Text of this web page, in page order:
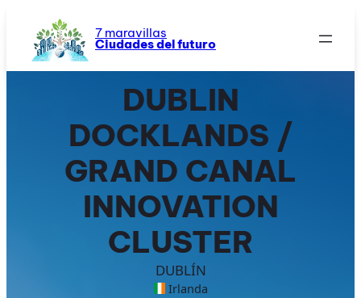
contenido
7 maravillas
Ciudades del futuro
DUBLIN
DOCKLANDS /
GRAND CANAL
INNOVATION
CLUSTER
DUBLÍN
Irlanda